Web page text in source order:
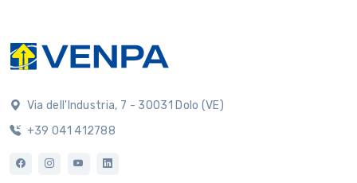
Via dell'Industria, 7 - 30031 Dolo (VE)
+39 041 412788